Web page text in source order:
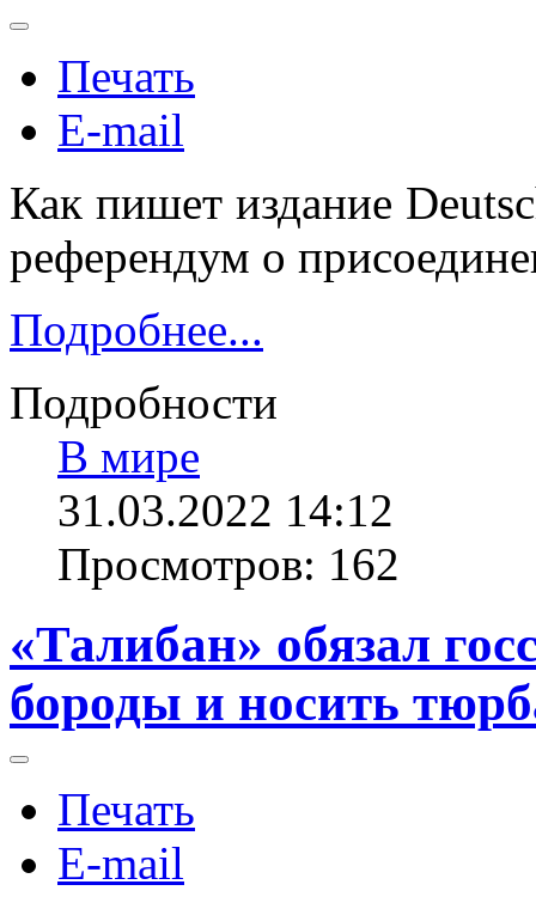
Печать
E-mail
Как пишет издание
референдум о
Подробнее...
Подробности
В мире
31.03.2022 14:12
Просмотров: 162
«Талибан» обязал
бороды и носить
Печать
E-mail